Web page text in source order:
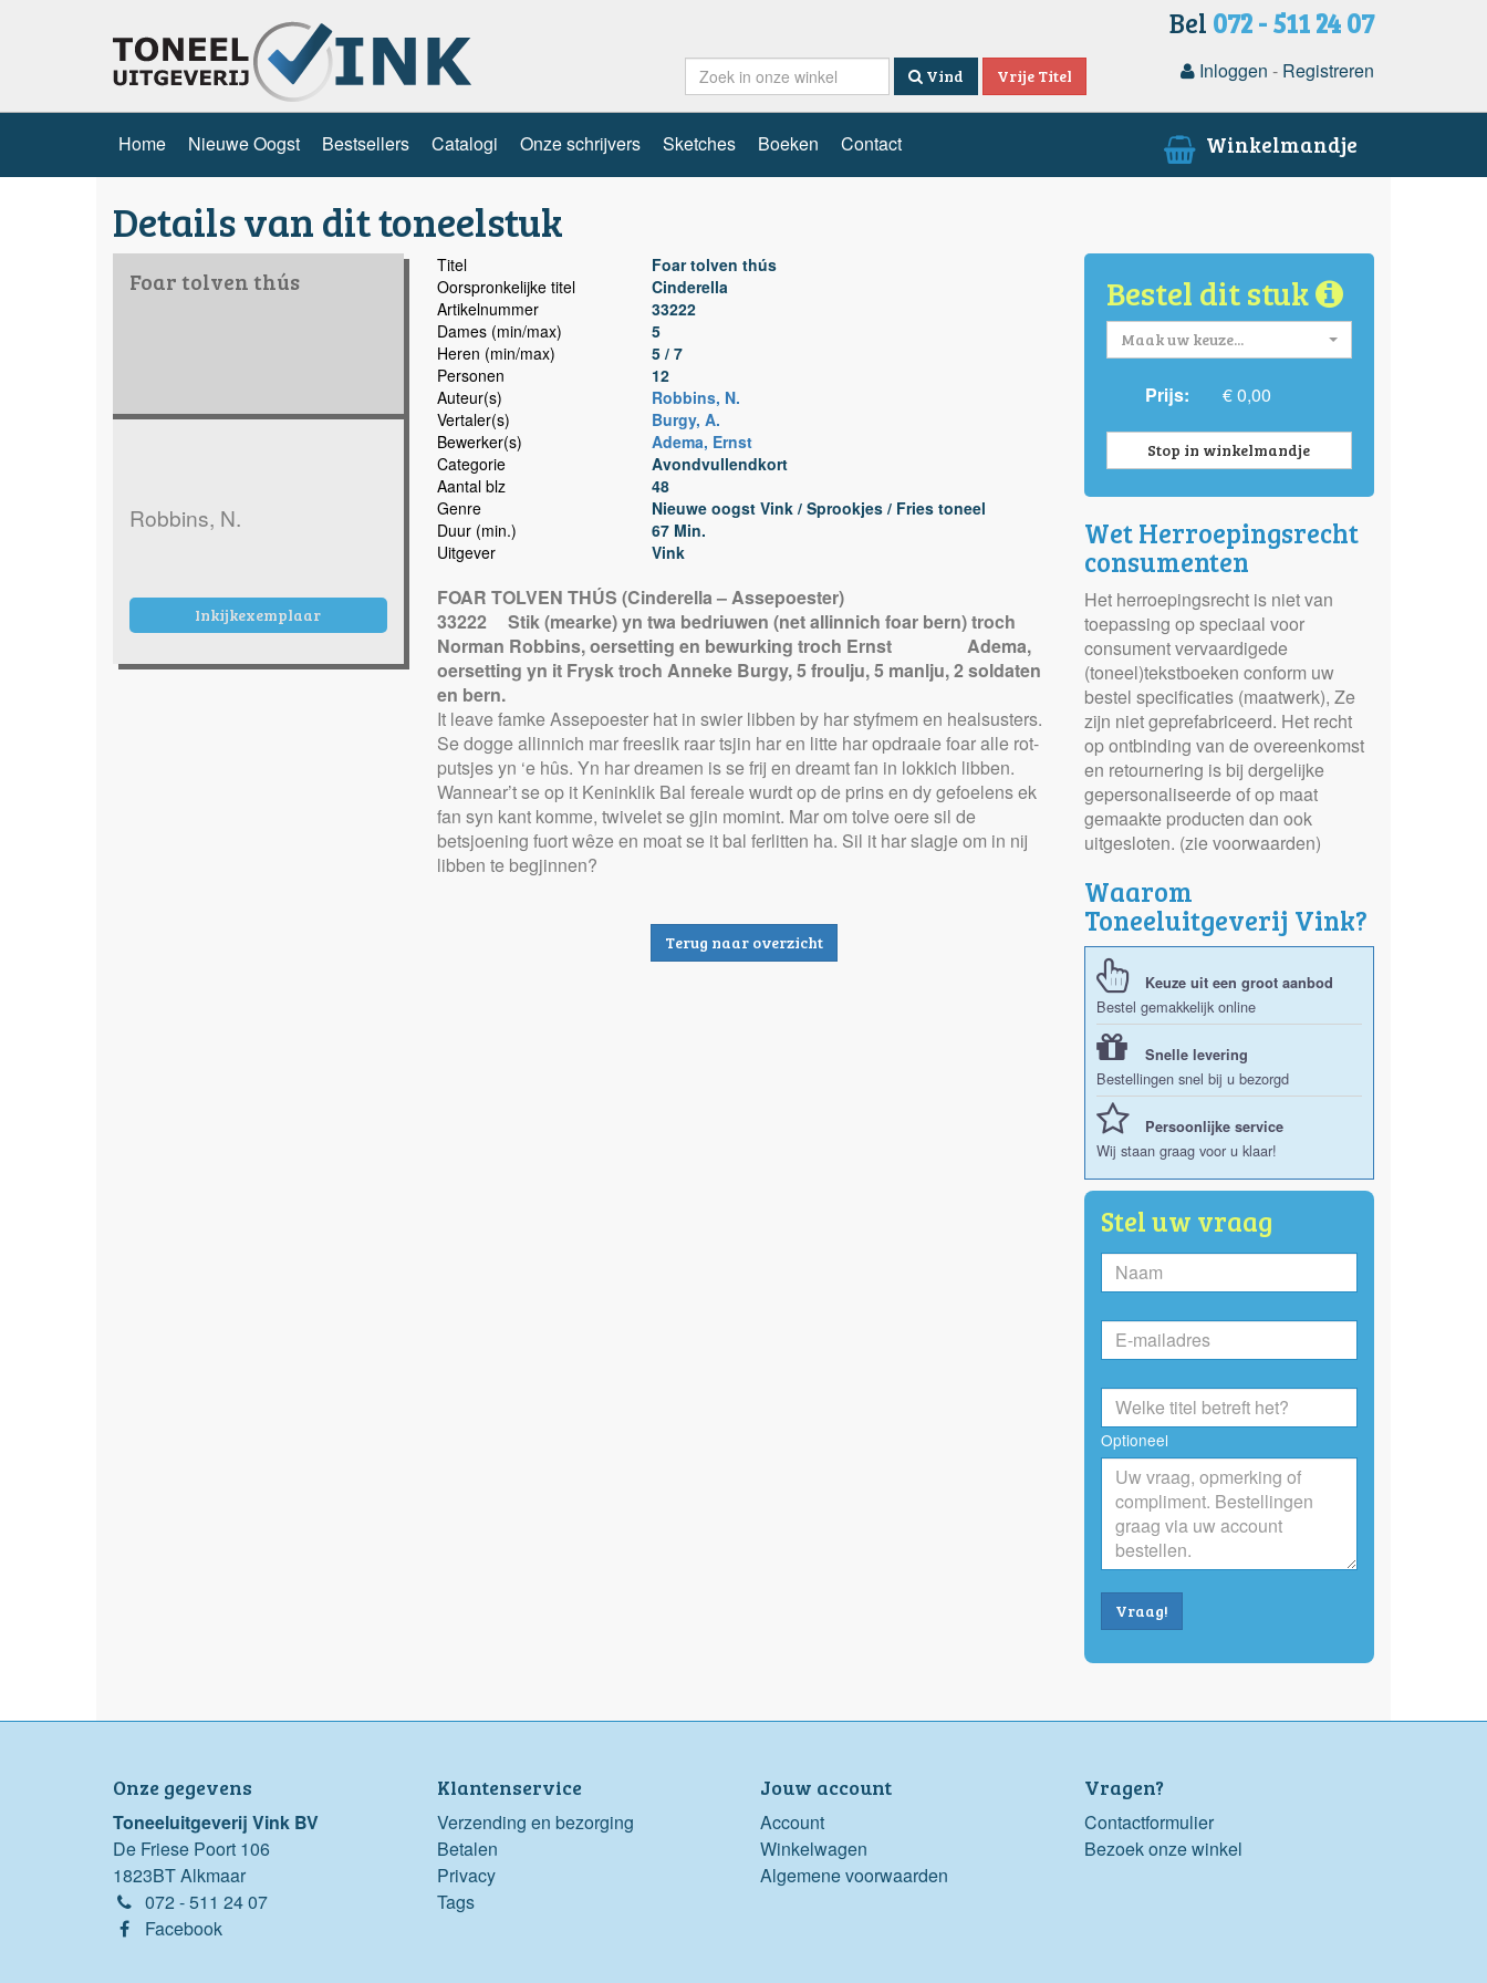
Bel 072 - 511 24 07
Vind Vrije Titel Inloggen - Registreren
Home Nieuwe Oogst Bestsellers Catalogi Onze schrijvers Sketches Boeken Contact Winkelmandje
Details van dit toneelstuk
Foar tolven thús
Robbins, N.
Inkijkexemplaar
Titel
Foar tolven thús
Oorspronkelijke titel
Cinderella
Artikelnummer
33222
Dames (min/max)
5
Heren (min/max)
5 / 7
Personen
12
Auteur(s)
Robbins, N.
Vertaler(s)
Burgy, A.
Bewerker(s)
Adema, Ernst
Categorie
Avondvullendkort
Aantal blz
48
Genre
Nieuwe oogst Vink / Sprookjes / Fries toneel
Duur (min.)
67 Min.
Uitgever
Vink
FOAR TOLVEN THÚS (Cinderella – Assepoester)
33222
Stik (mearke) yn twa bedriuwen (net allinnich foar bern) troch
Norman Robbins, oersetting en bewurking troch Ernst Adema,
oersetting yn it Frysk troch Anneke Burgy, 5 froulju, 5 manlju, 2 soldaten
en bern.
It leave famke Assepoester hat in swier libben by har styfmem en healsusters.
Se dogge allinnich mar freeslik raar tsjin har en litte har opdraaie foar alle rot-
putsjes yn ‘e hûs. Yn har dreamen is se frij en dreamt fan in lokkich libben.
Wannear’t se op it Keninklik Bal fereale wurdt op de prins en dy gefoelens ek
fan syn kant komme, twivelet se gjin momint. Mar om tolve oere sil de
betsjoening fuort wêze en moat se it bal ferlitten ha. Sil it har slagje om in nij
libben te begjinnen?
Terug naar overzicht
Bestel dit stuk
Maak uw keuze...
Prijs: € 0,00
Stop in winkelmandje
Wet Herroepingsrecht
consumenten
Het herroepingsrecht is niet van
toepassing op speciaal voor
consument vervaardigede
(toneel)tekstboeken conform uw
bestel specificaties (maatwerk), Ze
zijn niet geprefabriceerd. Het recht
op ontbinding van de overeenkomst
en retournering is bij dergelijke
gepersonaliseerde of op maat
gemaakte producten dan ook
uitgesloten. (zie voorwaarden)
Waarom
Toneeluitgeverij Vink?
Keuze uit een groot aanbod
Bestel gemakkelijk online
Snelle levering
Bestellingen snel bij u bezorgd
Persoonlijke service
Wij staan graag voor u klaar!
Stel uw vraag
Optioneel
Vraag!
Onze gegevens
Toneeluitgeverij Vink BV
De Friese Poort 106
1823BT Alkmaar
072 - 511 24 07
Facebook
Klantenservice
Verzending en bezorging
Betalen
Privacy
Tags
Jouw account
Account
Winkelwagen
Algemene voorwaarden
Vragen?
Contactformulier
Bezoek onze winkel